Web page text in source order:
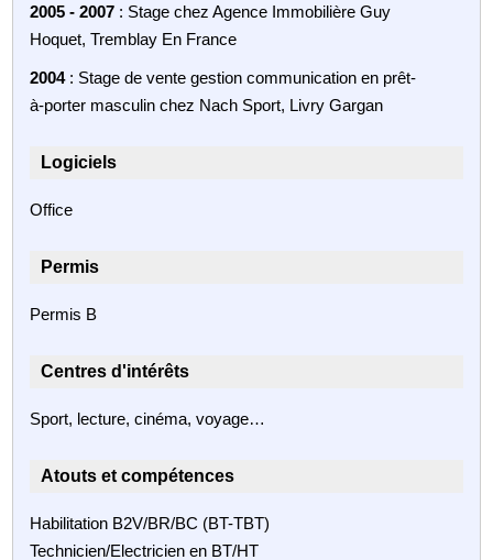
2005 - 2007 : Stage chez Agence Immobilière Guy
Hoquet, Tremblay En France
2004: Stage de vente gestion communication en prêt-
à-porter masculin chez Nach Sport, Livry Gargan
Logiciels
Office
Permis
Permis B
Centres d'intérêts
Sport, lecture, cinéma, voyage…
Atouts et compétences
Habilitation B2V/BR/BC (BT-TBT)
Technicien/Electricien en BT/HT